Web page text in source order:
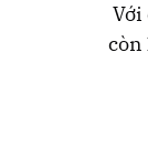
Với
còn